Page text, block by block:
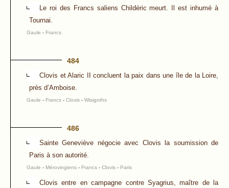
Le roi des Francs saliens Childéric meurt. Il est inhumé à
Tournai.
Gaule - Francs
484
Clovis et Alaric II concluent la paix dans une île de la Loire,
près d’Amboise.
Gaule - Francs - Clovis - Wisigoths
486
Sainte Geneviève négocie avec Clovis la soumission de
Paris à son autorité.
Gaule - Mérovingiens - Francs - Clovis - Paris
Clovis entre en campagne contre Syagrius, maître de la